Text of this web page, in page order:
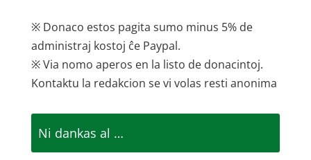
※ Donaco estos pagita sumo minus 5% de
administraj kostoj ĉe Paypal.
※ Via nomo aperos en la listo de donacintoj.
Kontaktu la redakcion se vi volas resti anonima
Ni dankas al …